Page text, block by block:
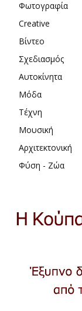
Φωτογραφία
Creative
Βίντεο
Σχεδιασμός
Αυτοκίνητα
Μόδα
Τέχνη
Μουσική
Αρχιτεκτονική
Φύση - Ζώα